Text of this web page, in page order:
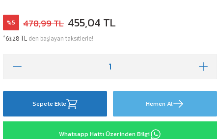
%5 478,99 TL 455,04 TL
*63,28 TLden başlayan taksitlerle!
Sepete Ekle Hemen Al
Whatsapp Hattı Üzerinden Bilgi